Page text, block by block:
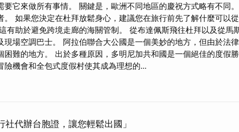
要它來做所有事情。 關鍵是，歐洲不同地區的慶祝方式略有不同
。 如果您決定在杜拜放鬆身心，建議您在旅行前先了解什麼可以
有助於避免跨境走廊的海關管制。 從布達佩斯飛往杜拜以及從馬
現場空調巴士。 阿拉伯聯合大公國是一個美妙的地方，但由於法
困難的地方。 出於多種原因，多明尼加共和國是一個絕佳的度假
險機會和全包式度假村使其成為理想的...
社代辦台胞證，讓您輕鬆出國」